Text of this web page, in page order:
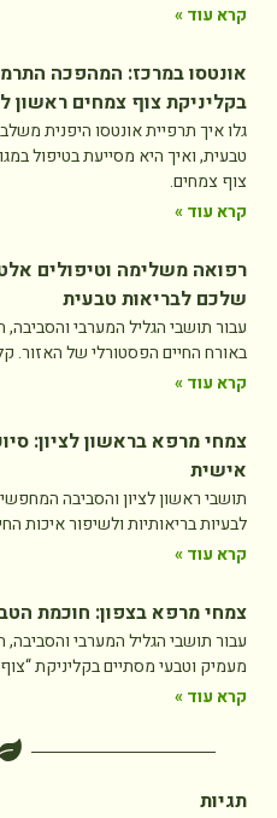
קרא עוד »
אונטסו במרכז: המהפכה
בקליניקת צוף צמחים ראשון
גלו איך תרפיית אונטסו היפנית
טבעית, ואיך היא מסייעת בטיפול
צוף צמחים.
קרא עוד »
רפואה משלימה וטיפולים
שלכם לבריאות טבעית
עבור תושבי הגליל המערבי
באורח החיים הפסטורלי של האזור.
קרא עוד »
צמחי מרפא בראשון לציון:
אישית
תושבי ראשון לציון והסביבה
לבעיות בריאותיות ולשיפור איכות
קרא עוד »
צמחי מרפא בצפון: חוכמת
עבור תושבי הגליל המערבי
מעמיק וטבעי מסתיים בקליניקת
קרא עוד »
תגיות